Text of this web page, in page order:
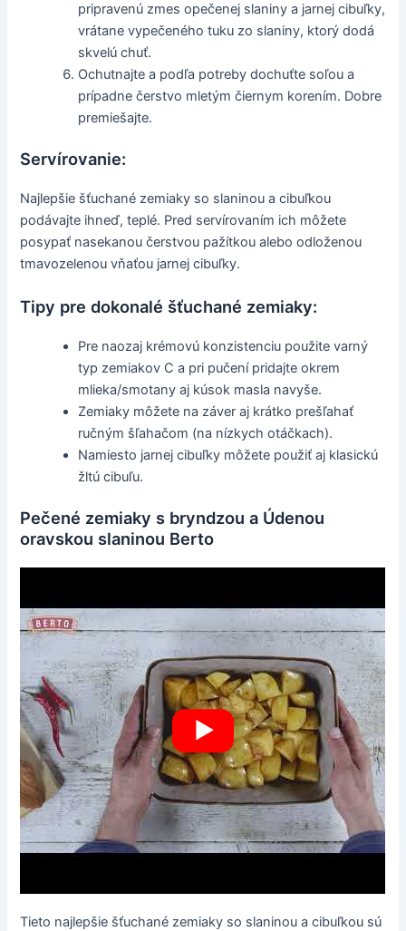
pripravenú zmes opečenej slaniny a jarnej cibuľky,
vrátane vypečeného tuku zo slaniny, ktorý dodá
skvelú chuť.
Ochutnajte a podľa potreby dochuťte soľou a
prípadne čerstvo mletým čiernym korením. Dobre
premiešajte.
Servírovanie:
Najlepšie šťuchané zemiaky so slaninou a cibuľkou
podávajte ihneď, teplé. Pred servírovaním ich môžete
posypať nasekanou čerstvou pažítkou alebo odloženou
tmavozelenou vňaťou jarnej cibuľky.
Tipy pre dokonalé šťuchané zemiaky:
Pre naozaj krémovú konzistenciu použite varný
typ zemiakov C a pri pučení pridajte okrem
mlieka/smotany aj kúsok masla navyše.
Zemiaky môžete na záver aj krátko prešľahať
ručným šľahačom (na nízkych otáčkach).
Namiesto jarnej cibuľky môžete použiť aj klasickú
žltú cibuľu.
Pečené zemiaky s bryndzou a Údenou
oravskou slaninou Berto
Tieto najlepšie šťuchané zemiaky so slaninou a cibuľkou sú